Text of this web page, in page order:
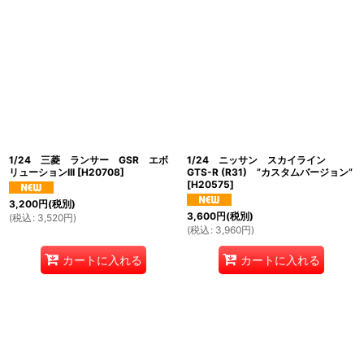
1/24 三菱 ランサー GSR エボ
リューションIII [H20708]
3,200円(税別)
(税込 : 3,520円)
カートに入れる
1/24 ニッサン スカイライン
GTS-R (R31) ”カスタムバージョン”
[H20575]
3,600円(税別)
(税込 : 3,960円)
カートに入れる